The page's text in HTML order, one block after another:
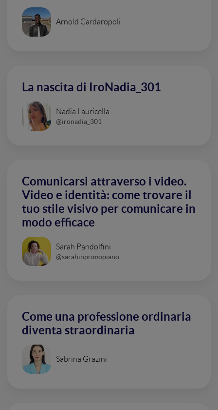
Arnold Cardaropoli
La nascita di IroNadia_301
Nadia Lauricella
@ironadia_301
Comunicarsi attraverso i video.
Video e identità: come trovare il
tuo stile visivo per comunicare in
modo efficace
Sarah Pandolfini
@sarahinprimopiano
Come una professione ordinaria
diventa straordinaria
Sabrina Grazini